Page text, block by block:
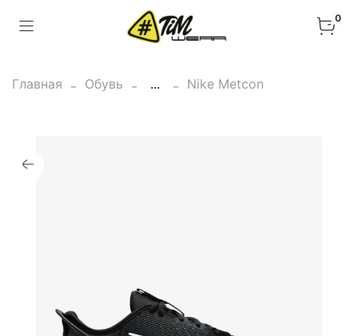
0
Главная Обувь ... Nike Metcon